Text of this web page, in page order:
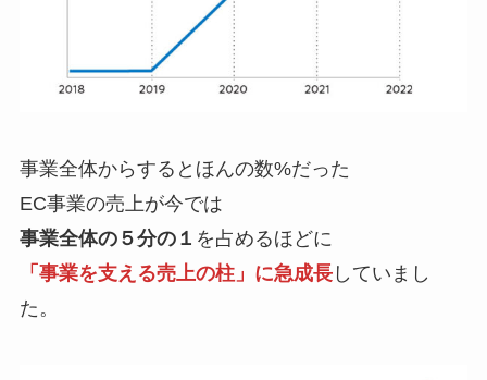
事業全体からするとほんの数%だった
EC事業の売上が今では
事業全体の５分の１ を占めるほどに
「事業を支える売上の柱」に急成長していまし
た。